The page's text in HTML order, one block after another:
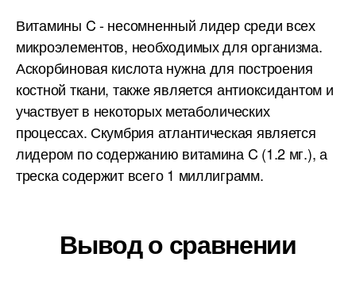
Витамины C - несомненный лидер среди всех
микроэлементов, необходимых для организма.
Аскорбиновая кислота нужна для построения
костной ткани, также является антиоксидантом и
участвует в некоторых метаболических
процессах. Скумбрия атлантическая является
лидером по содержанию витамина C (1.2 мг.), а
треска содержит всего 1 миллиграмм.
Вывод о сравнении